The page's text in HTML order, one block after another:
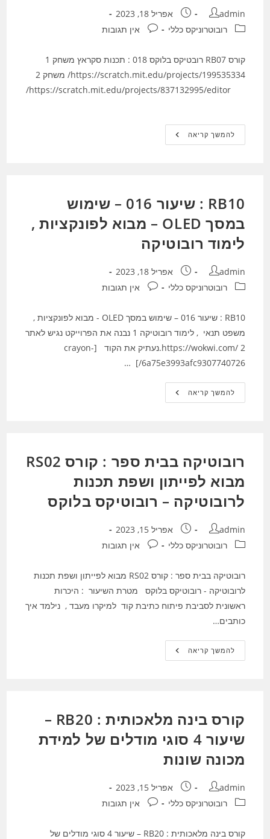
בלוקס
מחבר:
admin פורסם:אפריל 18, 2023
קטגוריה:רובוטרוניקס כללי תגובות:אין תגובות
קורס RB07 רובטיקס בלוקס 018 : תכנות סקראץ משחק 1
https://scratch.mit.edu/projects/837132995/editor/
להמשך קריאהקורס
RB07
RB10 : שיעור 016 – שימוש
במסך OLED – מבוא לפונקציות ,
לימוד רובוטיקה
מחבר:
admin פורסם:אפריל 18, 2023
קטגוריה:רובוטרוניקס כללי תגובות:אין תגובות
RB10 : שיעור 016 – שימוש במסך OLED - מבוא לפונקציות ,
משפט תנאי , לימוד רובוטיקה 1 נבנה את הפרוייקט נגיש לאתר
https://wokwi.com/ 2.נעתיק את הקוד [crayon-
6a75e3993afc9307740726/] …
להמשך קריאהRB10
:
–
מבוא
לפונקציות
,
רובוטיקה
רובוטיקה בבית ספר : קורס RS02
מבוא לפייתון ושפת תכנות
לרובוטיקה – רובוטיקס בלוקס
מחבר:
admin פורסם:אפריל 15, 2023
קטגוריה:רובוטרוניקס כללי תגובות:אין תגובות
רובוטיקה בבית ספר : קורס RS02 מבוא לפייתון ושפת תכנות
לרובוטיקה - רובוטיקס בלוקס מטרת השיעור : היכרות
ראשונית לסביבת פיתוח כתיבת קוד למיקרו מעבד , נילמד איך
כותבים…
להמשך קריאהרובוטיקה
בבית
ושפת
תכנות
לרובוטיקה
–
בלוקס
קורס בינה מלאכותית : RB20 –
שיעור 4 סוגי מודלים של למידת
מכונה שונות
מחבר:
admin פורסם:אפריל 15, 2023
קטגוריה:רובוטרוניקס כללי תגובות:אין תגובות
קורס בינה מלאכותית : RB20 – שיעור 4 סוגי מודלים של